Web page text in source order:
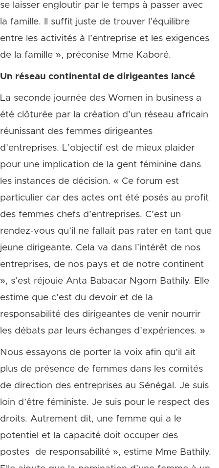
se laisser engloutir par le temps à passer avec
la famille. Il suffit juste de trouver l’équilibre
entre les activités à l’entreprise et les exigences
de la famille », préconise Mme Kaboré.
Un réseau continental de dirigeantes lancé
La seconde journée des Women in business a
été clôturée par la création d’un réseau africain
réunissant des femmes dirigeantes
d’entreprises. L’objectif est de mieux plaider
pour une implication de la gent féminine dans
les instances de décision. « Ce forum est
particulier car des actes ont été posés au profit
des femmes chefs d’entreprises. C’est un
rendez-vous qu’il ne fallait pas rater en tant que
jeune dirigeante. Cela va dans l’intérêt de nos
entreprises, de nos pays et de notre continent
», s’est réjouie Anta Babacar Ngom Bathily. Elle
estime que c’est du devoir et de la
responsabilité des dirigeantes de venir nourrir
les débats par leurs échanges d’expériences. »
Nous essayons de porter la voix afin qu’il ait
plus de présence de femmes dans les comités
de direction des entreprises au Sénégal. Je suis
loin d’être féministe. Je suis pour le respect des
droits. Autrement dit, une femme qui a le
potentiel et la capacité doit occuper des
postes de responsabilité », estime Mme Bathily.